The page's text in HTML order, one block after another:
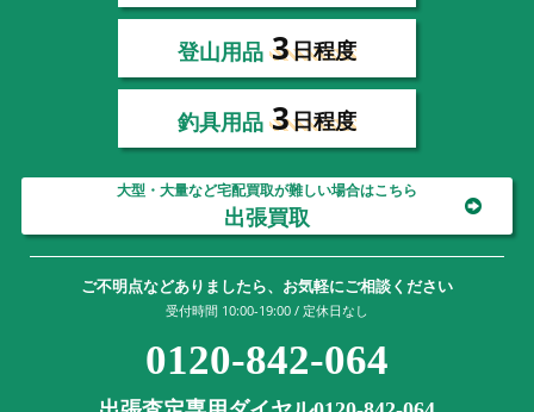
登山用品 3日程度
釣具用品 3日程度
大型・大量など宅配買取が難しい場合はこちら
出張買取
ご不明点などありましたら、お気軽にご相談ください
受付時間 10:00-19:00 / 定休日なし
0120-842-064